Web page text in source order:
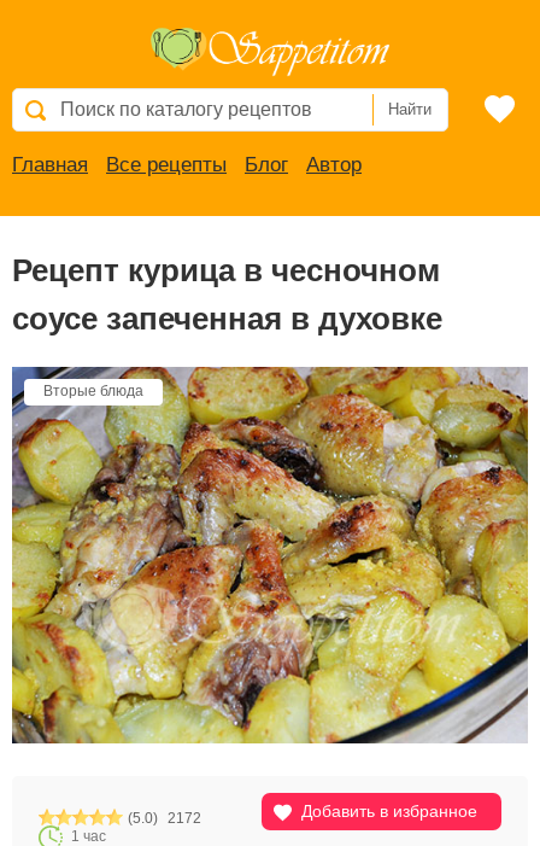
Найти
Главная Все рецепты Блог Автор
Рецепт курица в чесночном
соусе запеченная в духовке
Вторые блюда
Добавить в избранное
(5.0)
2172
1 час